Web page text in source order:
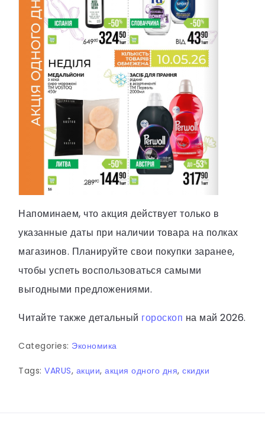
Напоминаем, что акция действует только в
указанные даты при наличии товара на полках
магазинов. Планируйте свои покупки заранее,
чтобы успеть воспользоваться самыми
выгодными предложениями.
Читайте также детальный гороскоп на май 2026.
Categories: Экономика
Tags: VARUS, акции, акция одного дня, скидки